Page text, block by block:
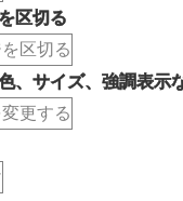
区切る
区切る
、サイズ、強調表示
更する